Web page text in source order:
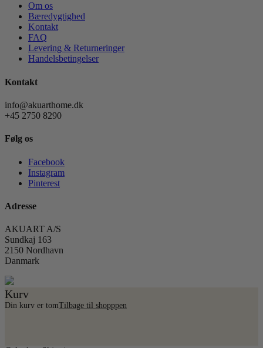
Om os
Bæredygtighed
Kontakt
FAQ
Levering & Returneringer
Handelsbetingelser
Kontakt
info@akuarthome.dk
+45 2750 8290
Følg os
Facebook
Instagram
Pinterest
Adresse
AKUART A/S
Sundkaj 163
2150 Nordhavn
Danmark
Kurv
Din kurv er tomTilbage til shopppen